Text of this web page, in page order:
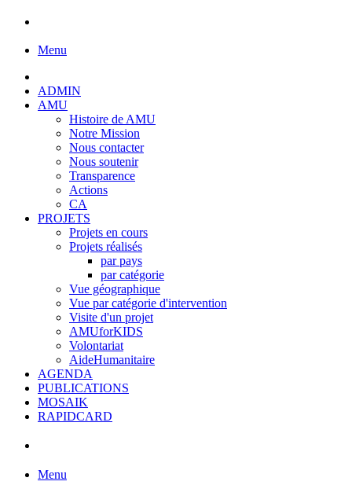
Menu
ADMIN
AMU
Histoire de AMU
Notre Mission
Nous contacter
Nous soutenir
Transparence
Actions
CA
PROJETS
Projets en cours
Projets réalisés
par pays
par catégorie
Vue géographique
Vue par catégorie d'intervention
Visite d'un projet
AMUforKIDS
Volontariat
AideHumanitaire
AGENDA
PUBLICATIONS
MOSAIK
RAPIDCARD
Menu